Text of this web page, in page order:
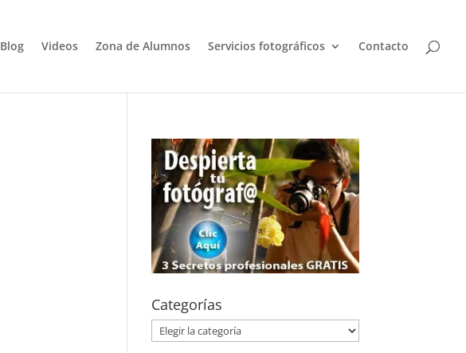
Blog Videos Zona de Alumnos Servicios fotográficos Contacto
Categorías
Categorías